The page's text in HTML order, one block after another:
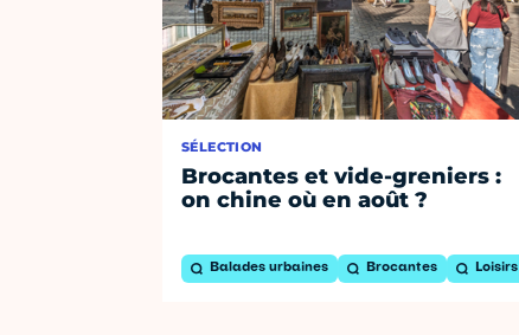
SÉLECTION
Brocantes et vide-greniers :
on chine où en août ?
Balades urbaines Brocantes Loisirs